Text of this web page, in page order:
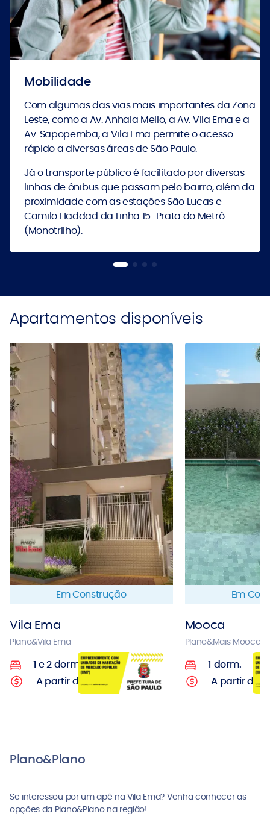
Mobilidade
Com algumas das vias mais importantes da Zona
Leste, como a Av. Anhaia Mello, a Av. Vila Ema e a
Av. Sapopemba, a Vila Ema permite o acesso
rápido a diversas áreas de São Paulo.
Já o transporte público é facilitado por diversas
linhas de ônibus que passam pelo bairro, além da
proximidade com as estações São Lucas e
Camilo Haddad da Linha 15-Prata do Metrô
(Monotrilho).
Apartamentos disponíveis
Em Construção
Vila Ema
Plano&Vila Ema
1 e 2 dorms.
A partir de:R$ 233.950*
Em
Mooca
Plano&Mais Mooca
1 dorm.
A partir de:
Plano&Plano
Se interessou por um apê na Vila Ema? Venha conhecer as
opções da Plano&Plano na região!